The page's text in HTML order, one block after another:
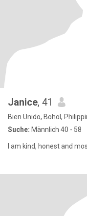
Janice, 41
Bien Unido, Bohol,
Suche: Männlich 40 - 58
I am kind, honest and